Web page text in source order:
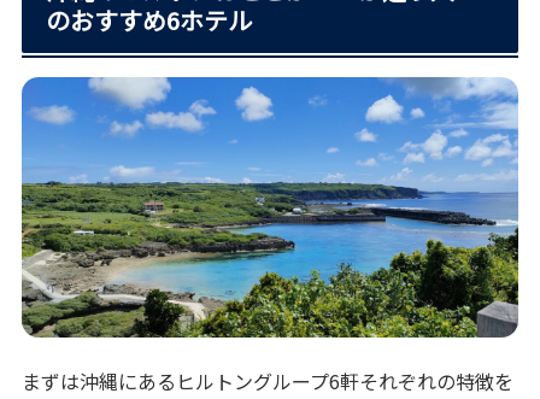
のおすすめ6ホテル
まずは沖縄にあるヒルトングループ6軒それぞれの特徴を